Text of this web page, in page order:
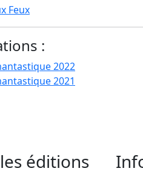
Feux
:
2022
2021
éditions